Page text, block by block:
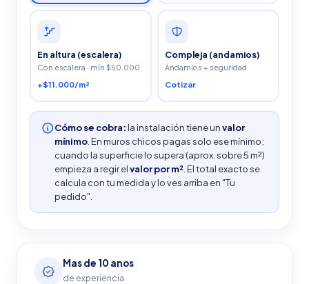
En altura (escalera)
Con escalera · mín $50.000
+$11.000/m²
Compleja (andamios)
Andamios + seguridad
Cotizar
Cómo se cobra:la instalación tiene unvalor
mínimo . En muros chicos pagas solo ese mínimo;
cuando la superficie lo supera (aprox. sobre 5 m²)
empieza a regir elvalor por m² . El total exacto se
calcula con tu medida y lo ves arriba en "Tu
pedido".
Mas de 10 anos
de experiencia